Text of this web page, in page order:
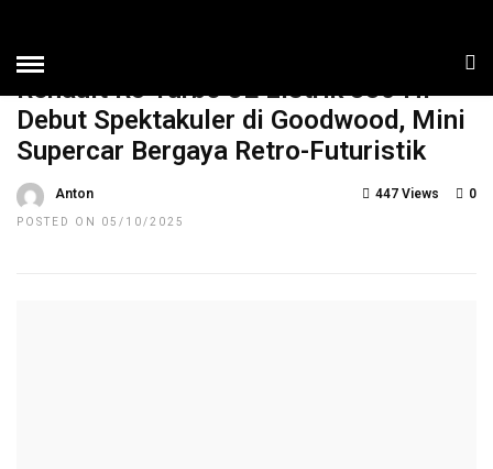
Renault R5 Turbo 3E Listrik 380 HP
Debut Spektakuler di Goodwood, Mini
Supercar Bergaya Retro-Futuristik
Anton
POSTED ON 05/10/2025
0
447 Views